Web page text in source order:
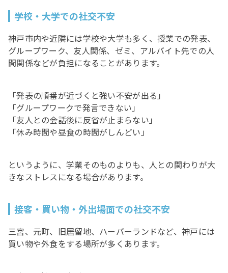
学校・大学での社交不安
神戸市内や近隣には学校や大学も多く、授業での発表、
グループワーク、友人関係、ゼミ、アルバイト先での人
間関係などが負担になることがあります。
「発表の順番が近づくと強い不安が出る」
「グループワークで発言できない」
「友人との会話後に反省が止まらない」
「休み時間や昼食の時間がしんどい」
というように、学業そのものよりも、人との関わりが大
きなストレスになる場合があります。
接客・買い物・外出場面での社交不安
三宮、元町、旧居留地、ハーバーランドなど、神戸には
買い物や外食をする場所が多くあります。